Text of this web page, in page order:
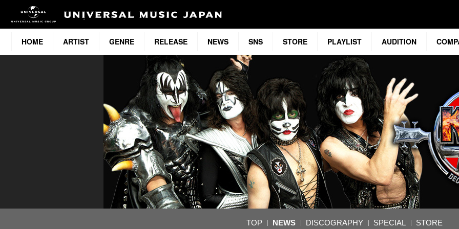
HOME ARTIST GENRE RELEASE NEWS SNS STORE PLAYLIST AUDITION
TOP NEWS DISCOGRAPHY SPECIAL STORE